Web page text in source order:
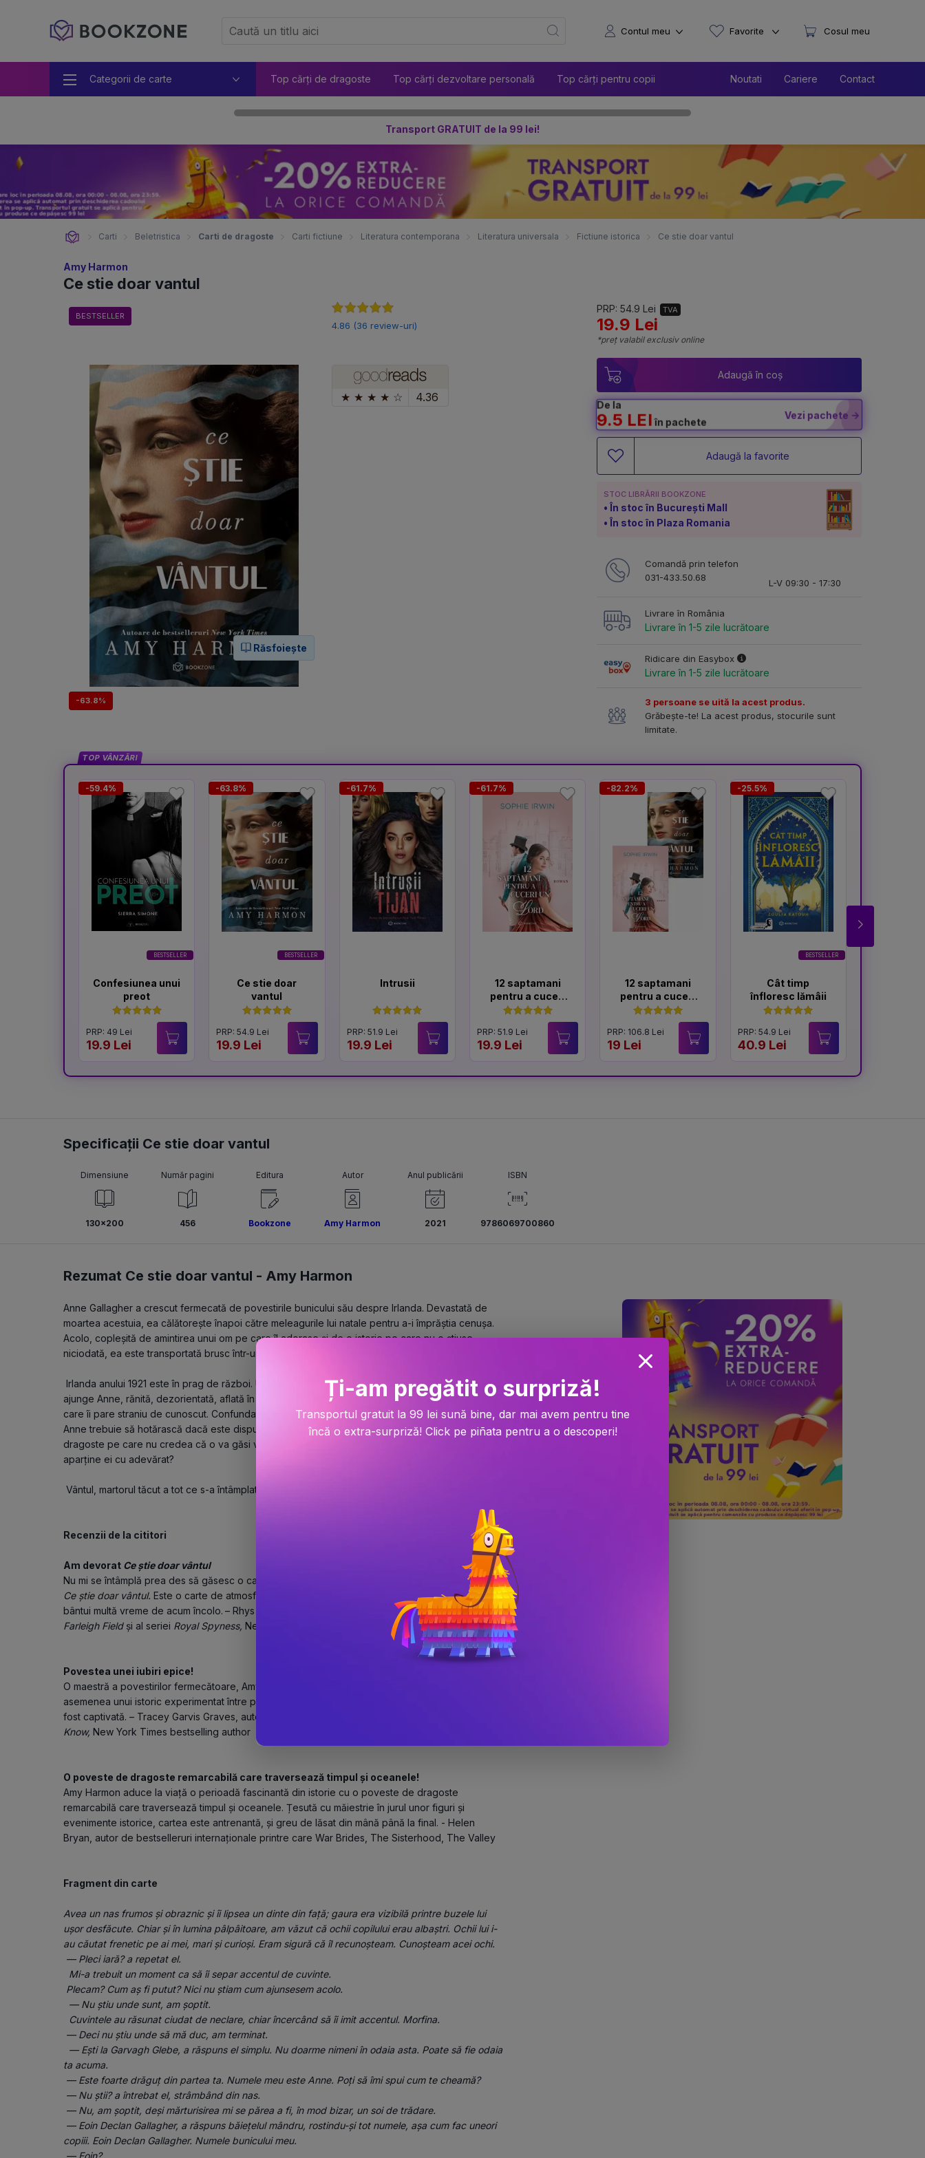
Categorii de carte Top cărți de dragoste Top cărți dezvoltare personală Top cărți pentru copii Noutati Cariere Contact
Contul meu Favorite Cosul meu
Transport GRATUIT de la 99 lei!
Carti Beletristica Carti de dragoste Carti fictiune Literatura contemporana Literatura universala Fictiune istorica Ce stie doar vantul
Amy Harmon
Ce stie doar vantul
BESTSELLER
-63.8%
Răsfoiește
4.86 (36 review-uri)
PRP: 54.9 Lei TVA
19.9 Lei
*preț valabil exclusiv online
★ ★ ★ ★ ☆ 4.36
Adaugă în coș
De la
9.5 LEIîn pachete
Vezi pachete ->
Adaugă la favorite
STOC LIBRĂRII BOOKZONE
În stoc în București Mall
În stoc în Plaza Romania
Comandă prin telefon
031-433.50.68
L-V 09:30 - 17:30
Livrare în România
Livrare în 1-5 zile lucrătoare
Ridicare din Easybox
Livrare în 1-5 zile lucrătoare
3 persoane se uită la acest produs.
Grăbește-te! La acest produs, stocurile sunt
limitate.
TOP VÂNZĂRI
BESTSELLER
-59.4%
Confesiunea unui
preot
PRP: 49 Lei
19.9 Lei
BESTSELLER
-63.8%
Ce stie doar
vantul
PRP: 54.9 Lei
19.9 Lei
-61.7%
Intrusii
PRP: 51.9 Lei
19.9 Lei
-61.7%
12 saptamani
pentru a cuceri
un Lord
PRP: 51.9 Lei
19.9 Lei
-82.2%
12 saptamani
pentru a cuceri
un Lord + Ce stie
doar vantul
PRP: 106.8 Lei
19 Lei
BESTSELLER
-25.5%
Cât timp
înfloresc lămâii
PRP: 54.9 Lei
40.9 Lei
Specificații Ce stie doar vantul
Dimensiune
130x200
Număr pagini
456
Editura
Bookzone
Autor
Amy Harmon
Anul publicării
2021
ISBN
9786069700860
Rezumat Ce stie doar vantul - Amy Harmon
Anne Gallagher a crescut fermecată de povestirile bunicului său despre Irlanda. Devastată de
moartea acestuia, ea călătorește înapoi către meleagurile lui natale pentru a-i împrăștia cenușa.
Acolo, copleșită de amintirea unui om pe care îl adorase și de o istorie pe care nu o știuse
niciodată, ea este transportată brusc într-un alt timp.
ajunge Anne, rănită, dezorientată, aflată în grija doctorului Thomas Smith, protectorul unui băiețel
care îi pare straniu de cunoscut. Confundată cu mama copilului, dispărută cu mult timp în urmă,
Anne trebuie să hotărască dacă este dispusă să renunțe la viața sa de până atunci pentru o
dragoste pe care nu credea că o va găsi vreodată. Dar, până la urmă, oare această alegere îi
aparține ei cu adevărat?
Vântul, martorul tăcut a tot ce s-a întâmplat, este singurul care cunoaște răspunsul.
Recenzii de la cititori
Am devorat Ce știe doar vântul
Nu mi se întâmplă prea des să găsesc o carte pe care să nu o pot lăsa din mână, dar am devorat
Ce știe doar vântul. Este o carte de atmosferă, magică și convingătoare, o carte care mă va
bântui multă vreme de acum încolo. – Rhys Bowen, autor al romanelor The Tuscan Child, In
Farleigh Field și al seriei Royal Spyness, New York Times bestselling author
Povestea unei iubiri epice!
O maestră a povestirilor fermecătoare, Amy Harmon țese povestea unei iubiri epice, alternând
asemenea unui istoric experimentat între prezent și Irlanda sfâșiată de război a anului 1921. Am
fost captivată. – Tracey Garvis Graves, autoarea romanelor
Know, New York Times bestselling author
O poveste de dragoste remarcabilă care traversează timpul și oceanele!
Amy Harmon aduce la viață o perioadă fascinantă din istorie cu o poveste de dragoste
remarcabilă care traversează timpul și oceanele. Țesută cu măiestrie în jurul unor figuri și
evenimente istorice, cartea este antrenantă, și greu de lăsat din mână până la final. - Helen
Bryan, autor de bestselleruri internaționale printre care War Brides, The Sisterhood, The Valley
Fragment din carte
Avea un nas frumos și obraznic și îi lipsea un dinte din față; gaura era vizibilă printre buzele lui
ușor desfăcute. Chiar și în lumina pâlpâitoare, am văzut că ochii copilului erau albaștri. Ochii lui i-
au căutat frenetic pe ai mei, mari și curioși. Eram sigură că îl recunoșteam. Cunoșteam acei ochi.
— Pleci iară? a repetat el.
Mi-a trebuit un moment ca să îi separ accentul de cuvinte.
Plecam? Cum aș fi putut? Nici nu știam cum ajunsesem acolo.
— Nu știu unde sunt, am șoptit.
Cuvintele au răsunat ciudat de neclare, chiar încercând să îi imit accentul. Morfina.
— Deci nu știu unde să mă duc, am terminat.
ta acuma.
— Este foarte drăguț din partea ta. Numele meu este Anne. Poți să îmi spui cum te cheamă?
— Nu știi? a întrebat el, strâmbând din nas.
— Nu, am șoptit, deși mărturisirea mi se părea a fi, în mod bizar, un soi de trădare.
copiii. Eoin Declan Gallagher. Numele bunicului meu.
— Eoin?
Ți-am pregătit o surpriză!
Transportul gratuit la 99 lei sună bine, dar mai avem pentru tine
încă o extra-surpriză! Click pe piñata pentru a o descoperi!